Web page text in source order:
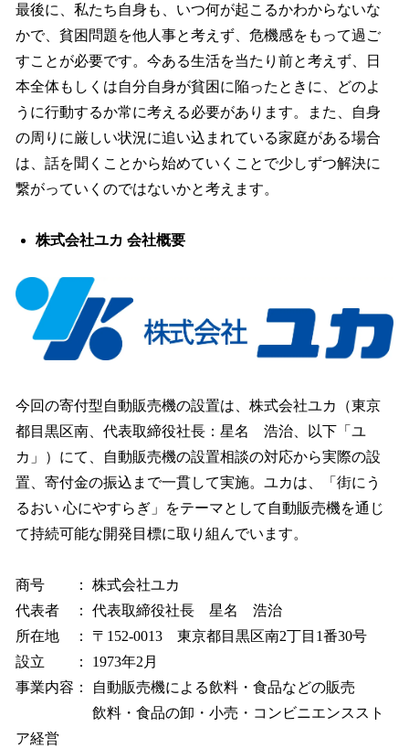
最後に、私たち自身も、いつ何が起こるかわからないな
かで、貧困問題を他人事と考えず、危機感をもって過ご
すことが必要です。今ある生活を当たり前と考えず、日
本全体もしくは自分自身が貧困に陥ったときに、どのよ
うに行動するか常に考える必要があります。また、自身
の周りに厳しい状況に追い込まれている家庭がある場合
は、話を聞くことから始めていくことで少しずつ解決に
繋がっていくのではないかと考えます。
株式会社ユカ 会社概要
今回の寄付型自動販売機の設置は、株式会社ユカ（東京
都目黒区南、代表取締役社長：星名 浩治、以下「ユ
カ」）にて、自動販売機の設置相談の対応から実際の設
置、寄付金の振込まで一貫して実施。ユカは、「街にう
るおい 心にやすらぎ」をテーマとして自動販売機を通じ
て持続可能な開発目標に取り組んでいます。
商号 ： 株式会社ユカ
代表者 ： 代表取締役社長 星名 浩治
所在地 ： 〒152-0013 東京都目黒区南2丁目1番30号
設立 ： 1973年2月
事業内容： 自動販売機による飲料・食品などの販売
飲料・食品の卸・小売・コンビニエンススト
ア経営